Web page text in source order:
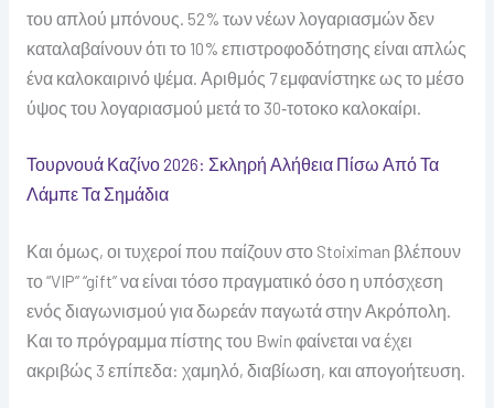
του απλού μπόνους. 52% των νέων λογαριασμών δεν
καταλαβαίνουν ότι το 10% επιστροφοδότησης είναι απλώς
ένα καλοκαιρινό ψέμα. Αριθμός 7 εμφανίστηκε ως το μέσο
ύψος του λογαριασμού μετά το 30‑τοτοκο καλοκαίρι.
Τουρνουά Καζίνο 2026: Σκληρή Αλήθεια Πίσω Από Τα
Λάμπε Τα Σημάδια
Και όμως, οι τυχεροί που παίζουν στο Stoiximan βλέπουν
το “VIP” “gift” να είναι τόσο πραγματικό όσο η υπόσχεση
ενός διαγωνισμού για δωρεάν παγωτά στην Ακρόπολη.
Και το πρόγραμμα πίστης του Bwin φαίνεται να έχει
ακριβώς 3 επίπεδα: χαμηλό, διαβίωση, και απογοήτευση.